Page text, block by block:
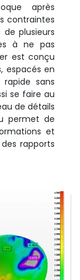
après
contraintes
plusieurs
à ne pas
est conçu
espacés en
sans
se faire au
de détails
permet de
et
rapports